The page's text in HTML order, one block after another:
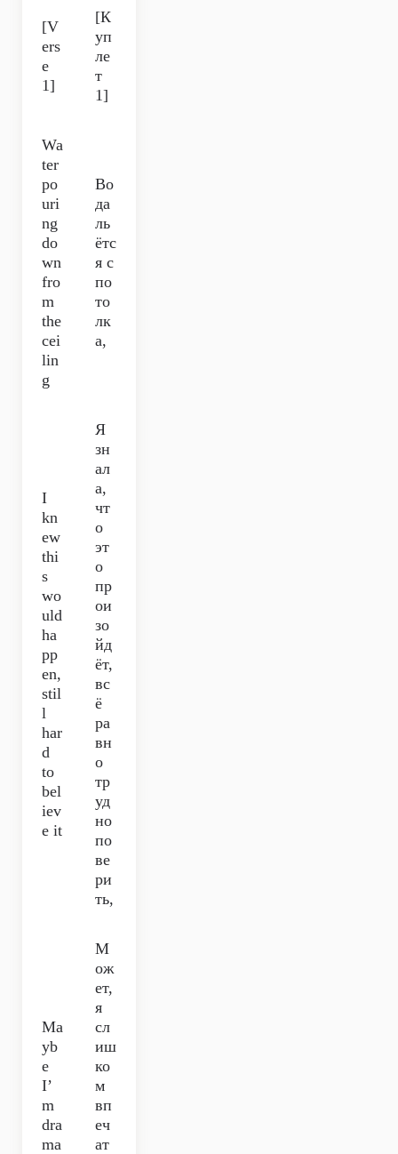
[V
ers
e
1]
[К
уп
ле
т
1]
Wa
ter
po
uri
ng
do
wn
fro
m
the
cei
lin
g
Во
да
ль
ётс
я с
по
то
лк
а,
I
kn
ew
thi
s
wo
uld
ha
pp
en,
stil
l
har
d
to
bel
iev
e it
Я
зн
ал
а,
чт
о
эт
о
пр
ои
зо
йд
ёт,
вс
ё
ра
вн
о
тр
уд
но
по
ве
ри
ть,
Ma
yb
e
I’
m
dra
ma
М
ож
ет,
я
сл
иш
ко
м
вп
еч
ат